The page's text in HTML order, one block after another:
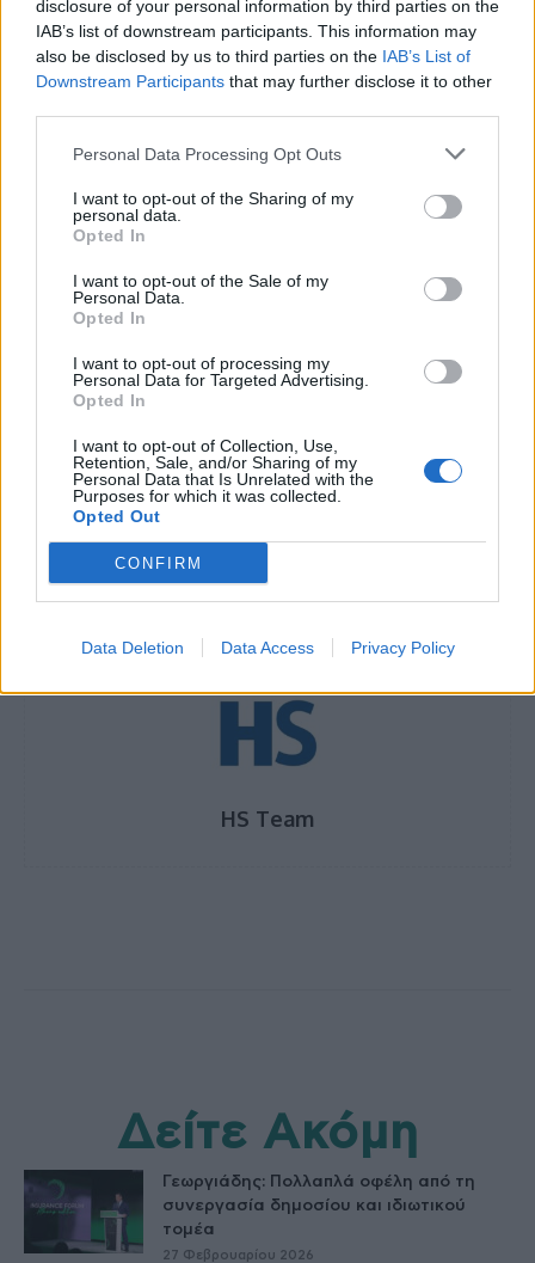
disclosure of your personal information by third parties on the
IAB’s list of downstream participants. This information may
also be disclosed by us to third parties on the IAB’s List of
Downstream Participants that may further disclose it to other
Personal Data Processing Opt Outs
I want to opt-out of the Sharing of my
personal data.
Opted In
I want to opt-out of the Sale of my
Personal Data.
Opted In
I want to opt-out of processing my
Personal Data for Targeted Advertising.
Opted In
I want to opt-out of Collection, Use,
Retention, Sale, and/or Sharing of my
Personal Data that Is Unrelated with the
Purposes for which it was collected.
Opted Out
CONFIRM
Data Deletion Data Access Privacy Policy
πολιτών να συνεργαστούν στενά, ώστε να
διασφαλιστεί η προστασία κάθε γυναίκας και
η οικοδόμηση μιας κοινωνίας όπου η ισότητα,
Διαβάστε επίσης
φαρμακοποιοί με την
&#8220;Περσεφόνη&#8221;
&#8220;Bιαιόμετρο&#8221;: Μια στις 3
παρενόχληση στον χώρο εργασίας
γυναίκες θύματα βίας
οδηγίες προστασίας
HS Team
Δείτε Ακόμη
Γεωργιάδης: Πολλαπλά οφέλη από τη
συνεργασία δημοσίου και ιδιωτικού
τομέα
27 Φεβρουαρίου 2026